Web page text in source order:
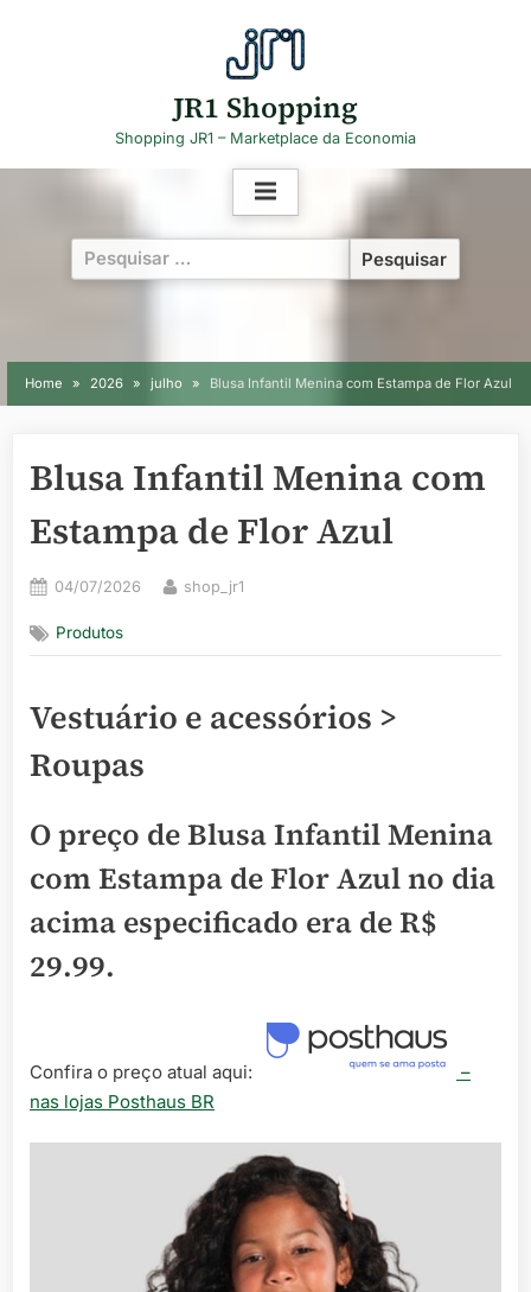
JR1 Shopping
Shopping JR1 – Marketplace da Economia
Pesquisar
por:
Home 2026 julho Blusa Infantil Menina com Estampa de Flor Azul
Blusa Infantil Menina com
Estampa de Flor Azul
Posted
04/07/2026 By
shop_jr1
Produtos
Vestuário e acessórios >
Roupas
O preço de Blusa Infantil Menina
com Estampa de Flor Azul no dia
acima especificado era deR$
29.99.
Confira o preço atual aqui:
–
nas lojas Posthaus BR